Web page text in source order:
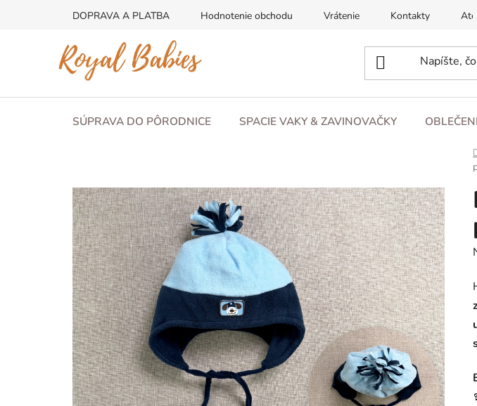
DOPRAVA A PLATBA Hodnotenie obchodu Vrátenie Kontakty
SÚPRAVA DO PÔRODNICE SPACIE VAKY & ZAVINOVAČKY
z